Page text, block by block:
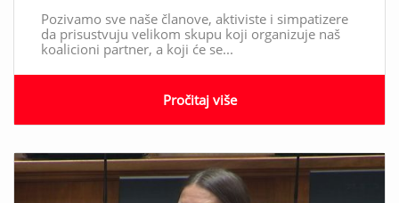
Pozivamo sve naše članove, aktiviste i simpatizere
da prisustvuju velikom skupu koji organizuje naš
koalicioni partner, a koji će se...
Pročitaj više